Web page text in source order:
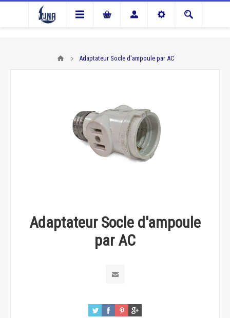
Adaptateur Socle d'ampoule par AC
Adaptateur Socle d'ampoule
par AC